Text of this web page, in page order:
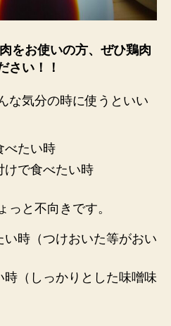
をお使いの方、ぜひ鶏肉
さい！！
な気分の時に使うといい
べたい時
けで食べたい時
っと不向きです。
時（つけおいた等がおい
（しっかりとした味噌味